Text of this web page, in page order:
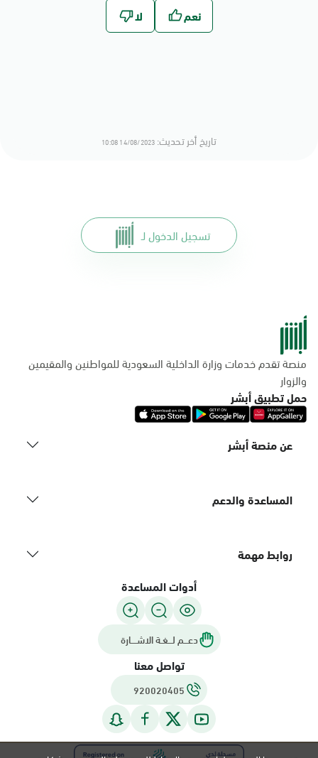
تاريخ أخر تحديث: 14/08/2023 10:08
تسجيل الدخول لـ
منصة تقدم خدمات وزارة الداخلية السعودية للمواطنين والمقيمين
والزوار
حمل تطبيق أبشر
عن منصة أبشر
المساعدة والدعم
روابط مهمة
أدوات المساعدة
دعـــم لـــغـة الاشــــارة
تواصل معنا
920020405